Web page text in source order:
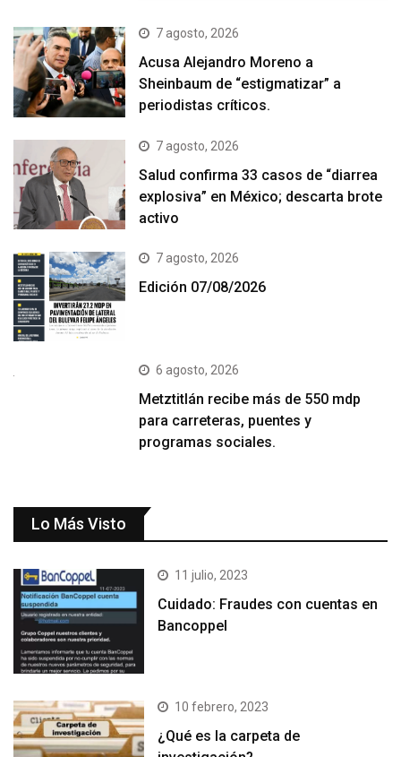
7 agosto, 2026
Acusa Alejandro Moreno a
Sheinbaum de “estigmatizar” a
periodistas críticos.
7 agosto, 2026
Salud confirma 33 casos de “diarrea
explosiva” en México; descarta brote
activo
7 agosto, 2026
Edición 07/08/2026
6 agosto, 2026
Metztitlán recibe más de 550 mdp
para carreteras, puentes y
programas sociales.
Lo Más Visto
11 julio, 2023
Cuidado: Fraudes con cuentas en
Bancoppel
10 febrero, 2023
¿Qué es la carpeta de